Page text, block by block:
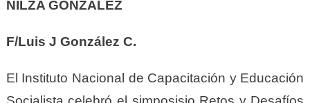
NILZA GONZÁLEZ
F/Luis J González C.
El Instituto Nacional de Capacitación y Educación